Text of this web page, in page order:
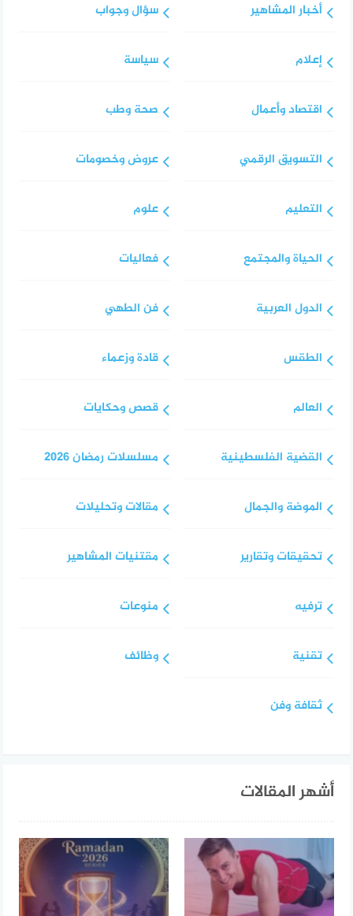
أخبار المشاهير
إعلام
اقتصاد وأعمال
التسويق الرقمي
التعليم
الحياة والمجتمع
الدول العربية
الطقس
العالم
القضية الفلسطينية
الموضة والجمال
تحقيقات وتقارير
ترفيه
تقنية
ثقافة وفن
سؤال وجواب
سياسة
صحة وطب
عروض وخصومات
علوم
فعاليات
فن الطهي
قادة وزعماء
قصص وحكايات
مسلسلات رمضان 2026
مقالات وتحليلات
مقتنيات المشاهير
منوعات
وظائف
أشهر المقالات